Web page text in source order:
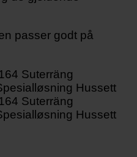
passer godt på